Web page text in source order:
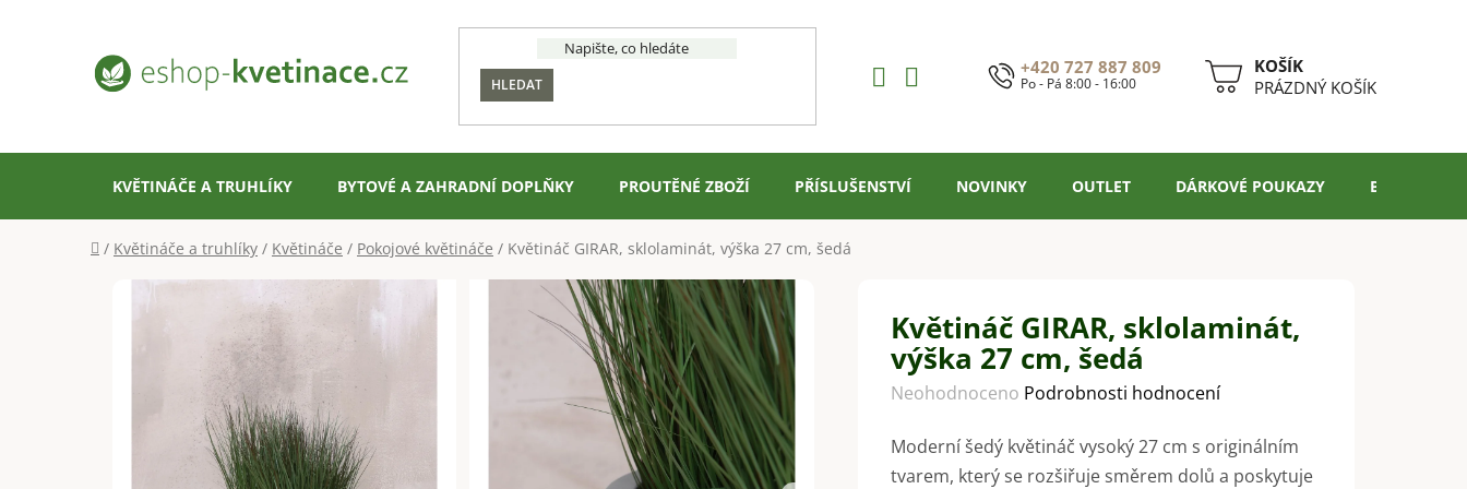
HLEDAT
+420 727 887 809
Po - Pá 8:00 - 16:00
NÁKUPNÍPRÁZDNÝ KOŠÍK
KVĚTINÁČE A TRUHLÍKY BYTOVÉ A ZAHRADNÍ DOPLŇKY PROUTĚNÉ ZBOŽÍ PŘÍSLUŠENSTVÍ NOVINKY OUTLET DÁRKOVÉ POUKAZY BLOG
Domů
/ Květináče a truhlíky / Květináče / Pokojové květináče / Květináč GIRAR, sklolaminát, výška 27 cm, šedá
Květináč GIRAR, sklolaminát,
výška 27 cm, šedá
Průměrné
produktu
je
Neohodnoceno Podrobnosti hodnocení
Moderní šedý květináč vysoký 27 cm s originálním
tvarem, který se rozšiřuje směrem dolů a poskytuje